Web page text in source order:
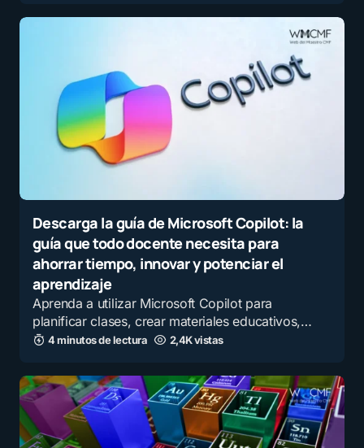
Descarga la guía de Microsoft Copilot: la
guía que todo docente necesita para
ahorrar tiempo, innovar y potenciar el
aprendizaje
Aprenda a utilizar Microsoft Copilot para
planificar clases, crear materiales educativos,…
4 minutos de lectura 2,4K vistas